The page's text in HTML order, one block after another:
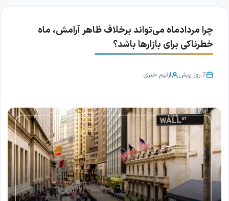
چرا مردادماه می‌تواند برخلاف ظاهر آرامش، ماه
خطرناکی برای بازارها باشد؟
7 روز پیش ازتیم خبری